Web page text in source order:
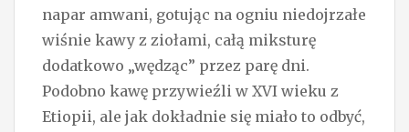
napar amwani, gotując na ogniu niedojrzałe
wiśnie kawy z ziołami, całą miksturę
dodatkowo „wędząc” przez parę dni.
Podobno kawę przywieźli w XVI wieku z
Etiopii, ale jak dokładnie się miało to odbyć,